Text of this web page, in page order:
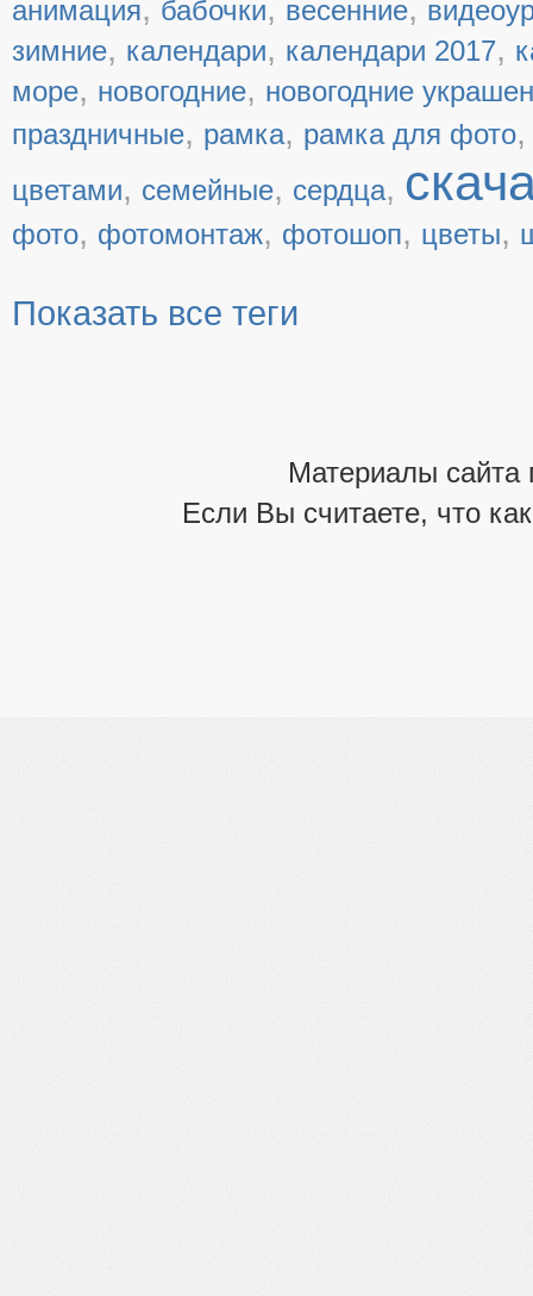
анимация бабочки весенние
зимние, календари, календари 2017,
море, новогодние, новогодние
праздничные, рамка, рамка для фото
цветами, семейные, сердца,
фото, фотомонтаж, фотошоп, цветы,
Показать все теги
Материалы сайта
Если Вы считаете, что